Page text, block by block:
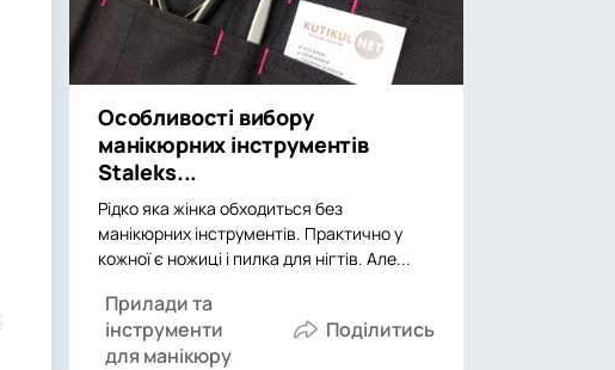
Особливості вибору
манікюрних інструментів
Staleks...
Рідко яка жінка обходиться без
манікюрних інструментів. Практично у
кожної є ножиці і пилка для нігтів. Але...
Прилади та
інструменти
для манікюру